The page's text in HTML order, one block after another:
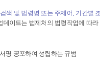
색 및 법령명 또는 주제어, 기간별
이트는 법제처의 법령작업에 따
명 공포하여 성립하는 규범